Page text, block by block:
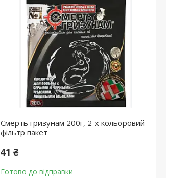
Смерть гризунам 200г, 2-х кольоровий
фільтр пакет
41 ₴
Готово до відправки